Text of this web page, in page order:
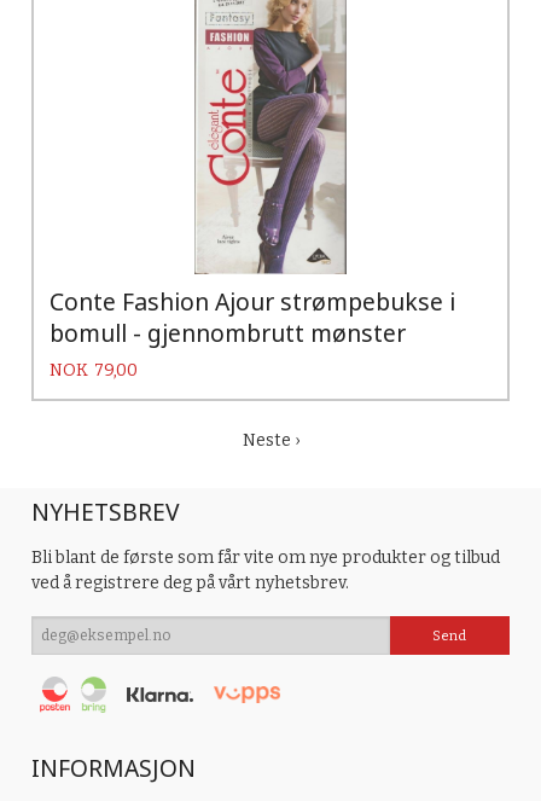
Conte Fashion Ajour strømpebukse i
bomull - gjennombrutt mønster
Pris
NOK 79,00
Neste ›
NYHETSBREV
Bli blant de første som får vite om nye produkter og tilbud
ved å registrere deg på vårt nyhetsbrev.
INFORMASJON